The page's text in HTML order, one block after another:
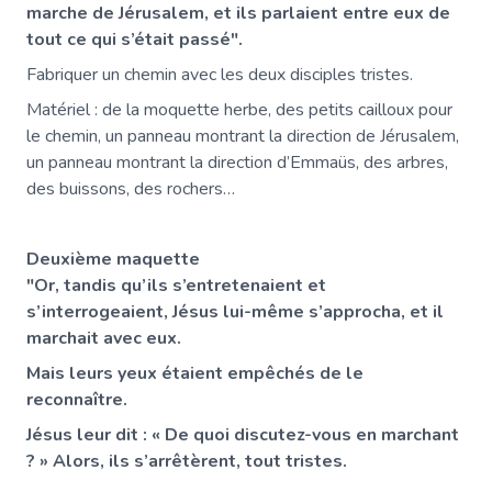
marche de Jérusalem, et ils parlaient entre eux de
tout ce qui s’était passé".
Fabriquer un chemin avec les deux disciples tristes.
Matériel : de la moquette herbe, des petits cailloux pour
le chemin, un panneau montrant la direction de Jérusalem,
un panneau montrant la direction d’Emmaüs, des arbres,
des buissons, des rochers…
Deuxième maquette
"Or, tandis qu’ils s’entretenaient et
s’interrogeaient, Jésus lui-même s’approcha, et il
marchait avec eux.
Mais leurs yeux étaient empêchés de le
reconnaître.
Jésus leur dit : « De quoi discutez-vous en marchant
? » Alors, ils s’arrêtèrent, tout tristes.